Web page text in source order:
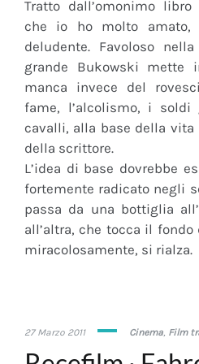
Tratto dall’omonimo
che io ho molto
deludente. Favoloso
grande Bukowski mette
manca invece del
fame, l’alcolismo, i soldi
cavalli, alla base della vita
della scrittore.
L’idea di base dovrebbe
fortemente radicato negli
passa da una bottiglia
all’altra, che tocca il
miracolosamente, si rialza.
27 Marzo 201121
2019
Cinema, Film